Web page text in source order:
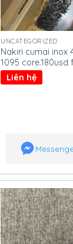
UNCATEGORIZED
Nakiri cumai inox
1095 core.180usd
Liên hệ